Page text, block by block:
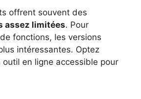
offrent souvent des
assez limitées. Pour
fonctions, les versions
intéressantes. Optez
en ligne accessible pour